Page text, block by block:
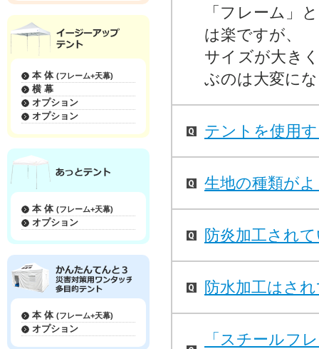
本 体 (フレーム+天幕)
横 幕
オプション
オプション
本 体 (フレーム+天幕)
オプション
本 体 (フレーム+天幕)
オプション
「フレーム」
は楽ですが、
サイズが大き
ぶのは大変に
テントを使用
生地の種類が
防炎加工され
防水加工はさ
「スチールフ